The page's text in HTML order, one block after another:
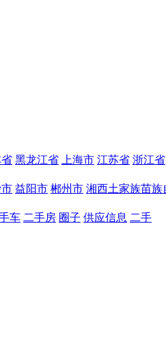
黑龙江省 上海市 江苏省 浙江省
益阳市 郴州市 湘西土家族苗族
车 二手房 圈子 供应信息 二手